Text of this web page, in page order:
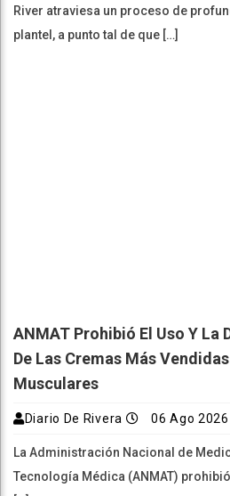
River atraviesa un proceso de
plantel, a punto tal de que […]
ANMAT Prohibió El Uso Y La
De Las Cremas Más
Musculares
Diario De Rivera 06 Ago 2026
La Administración Nacional de
Tecnología Médica (ANMAT)